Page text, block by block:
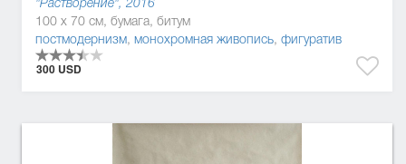
"Растворение", 2016
100 x 70 см, бумага, битум
постмодернизм, монохромная живопись, фигуратив
300 USD